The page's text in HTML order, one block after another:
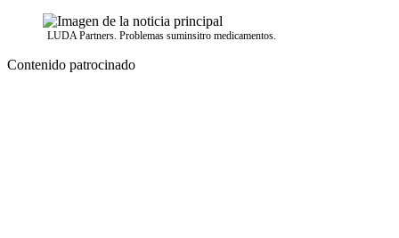
LUDA Partners. Problemas suminsitro medicamentos.
Contenido patrocinado